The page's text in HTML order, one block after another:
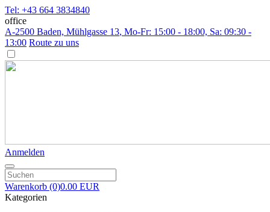
Tel: +43 664 3834840
office
A-2500 Baden, Mühlgasse 13, Mo-Fr: 15:00 - 18:00, Sa: 09:30 -
13:00 Route zu uns
Anmelden
Warenkorb (0)0.00 EUR
Kategorien